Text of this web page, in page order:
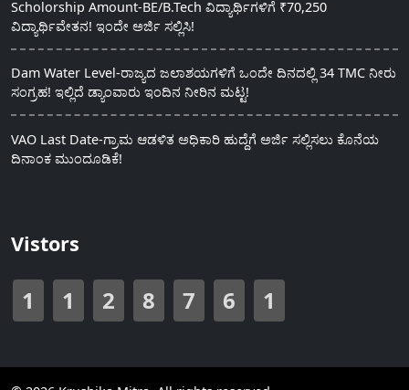
Scholorship Amount-BE/B.Tech ವಿದ್ಯಾರ್ಥಿಗಳಿಗೆ ₹70,250
ವಿದ್ಯಾರ್ಥಿವೇತನ! ಇಂದೇ ಅರ್ಜಿ ಸಲ್ಲಿಸಿ!
Dam Water Level-ರಾಜ್ಯದ ಜಲಾಶಯಗಳಿಗೆ ಒಂದೇ ದಿನದಲ್ಲಿ 34 TMC ನೀರು
ಸಂಗ್ರಹ! ಇಲ್ಲಿದೆ ಡ್ಯಾಂವಾರು ಇಂದಿನ ನೀರಿನ ಮಟ್ಟ!
VAO Last Date-ಗ್ರಾಮ ಆಡಳಿತ ಅಧಿಕಾರಿ ಹುದ್ದೆಗೆ ಅರ್ಜಿ ಸಲ್ಲಿಸಲು ಕೊನೆಯ
ದಿನಾಂಕ ಮುಂದೂಡಿಕೆ!
Vistors
1 1 2 8 7 6 1